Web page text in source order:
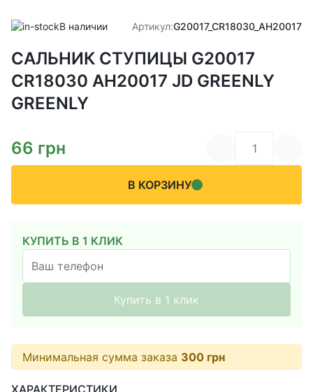
В наличии Артикул:G20017_CR18030_AH20017
САЛЬНИК СТУПИЦЫ G20017
CR18030 AH20017 JD GREENLY
GREENLY
66 грн
В КОРЗИНУ
КУПИТЬ В 1 КЛИК
Купить в 1 клик
Минимальная сумма заказа 300 грн
ХАРАКТЕРИСТИКИ